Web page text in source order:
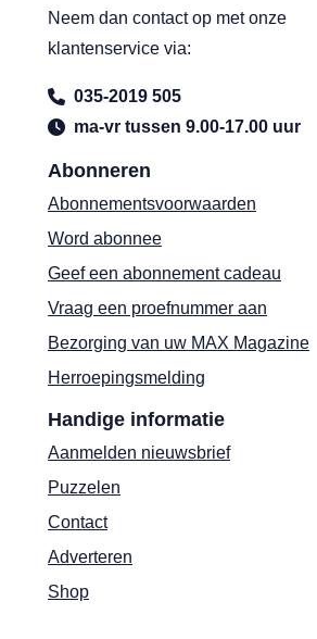
Abonneren
Abonnementsvoorwaarden
Word abonnee
Geef een abonnement cadeau
Vraag een proefnummer aan
Bezorging van uw MAX Magazine
Herroepingsmelding
Handige informatie
Aanmelden nieuwsbrief
Puzzelen
Contact
Adverteren
Shop
Neem dan contact op met onze
klantenservice via:
035-2019 505
ma-vr tussen 9.00-17.00 uur